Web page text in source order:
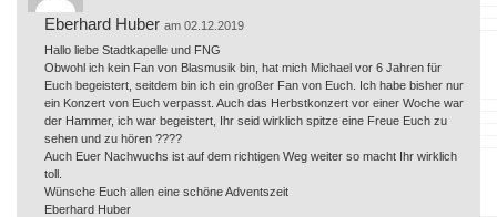
Eberhard Huber am 02.12.2019
Hallo liebe Stadtkapelle und FNG
Obwohl ich kein Fan von Blasmusik bin, hat mich Michael vor 6 Jahren für
Euch begeistert, seitdem bin ich ein großer Fan von Euch. Ich habe bisher nur
ein Konzert von Euch verpasst. Auch das Herbstkonzert vor einer Woche war
der Hammer, ich war begeistert, Ihr seid wirklich spitze eine Freue Euch zu
sehen und zu hören ????
Auch Euer Nachwuchs ist auf dem richtigen Weg weiter so macht Ihr wirklich
toll.
Wünsche Euch allen eine schöne Adventszeit
Eberhard Huber